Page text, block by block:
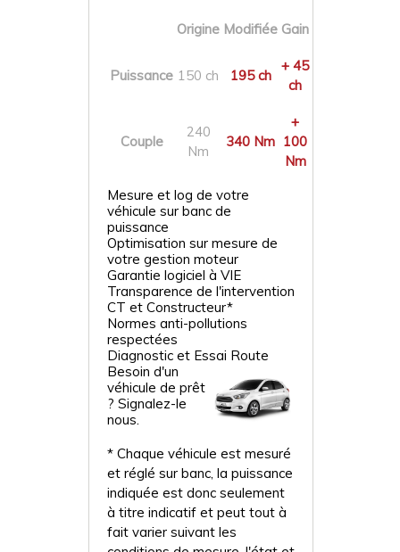
Origine Modifiée Gain
Puissance 150 ch 195 ch
+ 45
ch
Couple
240
Nm
340 Nm
+
100
Nm
Mesure et log de votre
véhicule sur banc de
puissance
Optimisation sur mesure de
votre gestion moteur
Garantie logiciel à VIE
Transparence de l'intervention
CT et Constructeur*
Normes anti-pollutions
respectées
Diagnostic et Essai Route
Besoin d'un
véhicule de prêt
? Signalez-le
nous.
* Chaque véhicule est mesuré
et réglé sur banc, la puissance
indiquée est donc seulement
à titre indicatif et peut tout à
fait varier suivant les